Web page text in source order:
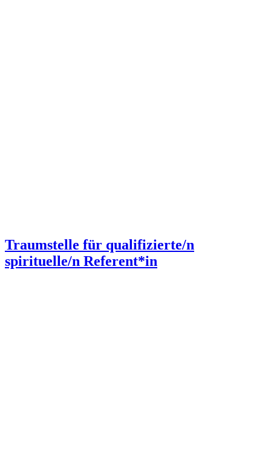
Traumstelle für qualifizierte/n
spirituelle/n Referent*in